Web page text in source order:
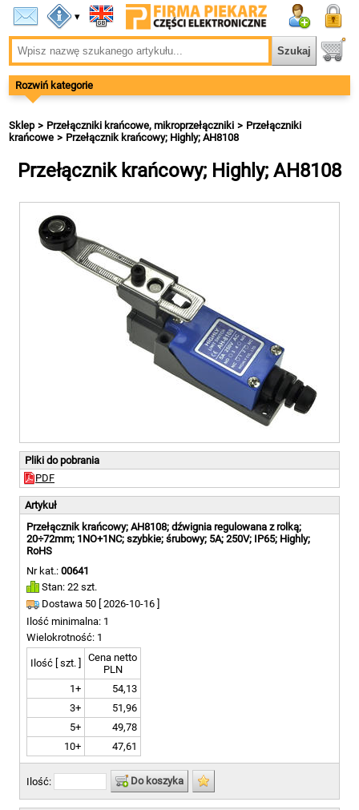
▾
Rozwiń kategorie
Sklep Przełączniki krańcowe, mikroprzełączniki
Przełączniki
krańcowe
Przełącznik krańcowy; Highly; AH8108
Przełącznik krańcowy; Highly; AH8108
Pliki do pobrania
PDF
Artykuł
Przełącznik krańcowy; AH8108; dźwignia regulowana z rolką;
20÷72mm; 1NO+1NC; szybkie; śrubowy; 5A; 250V; IP65; Highly;
RoHS
Nr kat.: 00641
Stan: 22 szt.
Dostawa 50 [ 2026-10-16 ]
Ilość minimalna: 1
Wielokrotność: 1
Ilość [ szt. ]
Cena netto
PLN
1+
54,13
3+
51,96
5+
49,78
10+
47,61
Ilość: Do koszyka